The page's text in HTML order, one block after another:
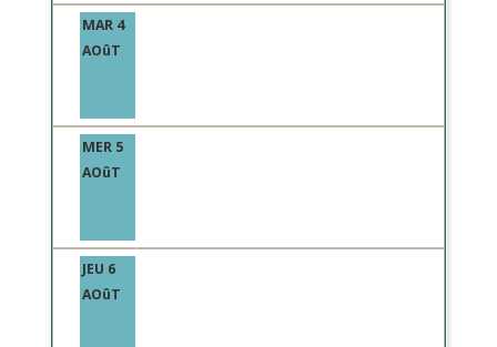
MAR 4
AOûT
MER 5
AOûT
JEU 6
AOûT